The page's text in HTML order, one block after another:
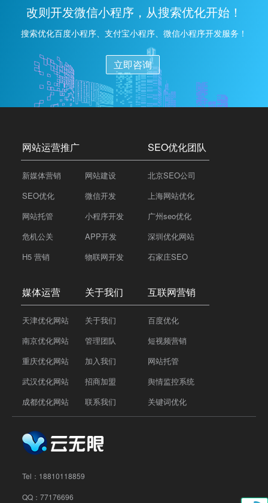
素，选择一家专业、有经验、口碑好的SEO优化公司是
关键。
改则开发微信小程序，从搜索优化开始！
搜索优化百度小程序、支付宝小程序、微信小程序开发服务！
立即咨询
网站运营推广
新媒体营销
SEO优化
网站托管
危机公关
H5 营销
网站建设
微信开发
小程序开发
APP开发
物联网开发
SEO优化团队
北京SEO公司
上海网站优化
广州seo优化
深圳优化网站
石家庄SEO
媒体运营
天津优化网站
南京优化网站
重庆优化网站
武汉优化网站
成都优化网站
关于我们
关于我们
管理团队
加入我们
招商加盟
联系我们
互联网营销
百度优化
短视频营销
网站托管
舆情监控系统
关键词优化
Tel： 18810118859
QQ：77176696